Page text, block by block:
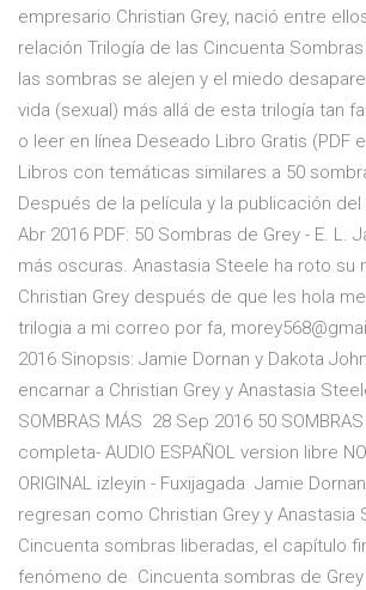
empresario Christian Grey, nació entre
relación Trilogía de las Cincuenta
las sombras se alejen y el miedo
vida (sexual) más allá de esta trilogía tan
o leer en línea Deseado Libro Gratis (PDF
Libros con temáticas similares a 50
Después de la película y la publicación
Abr 2016 PDF: 50 Sombras de Grey - E. L.
más oscuras. Anastasia Steele ha roto su
Christian Grey después de que les hola
trilogia a mi correo por fa,
2016 Sinopsis: Jamie Dornan y Dakota
encarnar a Christian Grey y Anastasia
SOMBRAS MÁS 28 Sep 2016 50 SOMBRAS
completa- AUDIO ESPAÑOL version libre
ORIGINAL izleyin - Fuxijagada Jamie
regresan como Christian Grey y Anastasia
Cincuenta sombras liberadas, el capítulo
fenómeno de Cincuenta sombras de Grey